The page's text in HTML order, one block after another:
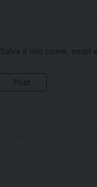
Salva il mio nome, email